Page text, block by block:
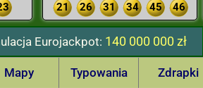
21
26 31 34 45 46
Eurojackpot: 140 000 000 zł
Mapy Typowania Zdrapki